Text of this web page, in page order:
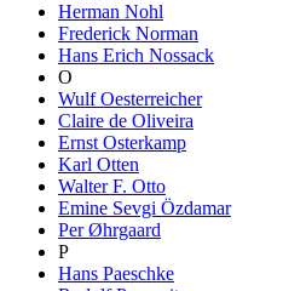
Herman Nohl
Frederick Norman
Hans Erich Nossack
O
Wulf Oesterreicher
Claire de Oliveira
Ernst Osterkamp
Karl Otten
Walter F. Otto
Emine Sevgi Özdamar
Per Øhrgaard
P
Hans Paeschke